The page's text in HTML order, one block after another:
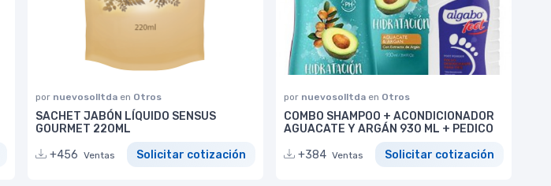
por nuevosolltda en Otros
SACHET JABÓN LÍQUIDO SENSUS
GOURMET 220ML
+456 Ventas Solicitar cotización
por nuevosolltda en Otros
COMBO SHAMPOO + ACONDICIONADOR
AGUACATE Y ARGÁN 930 ML + PEDICO
+384 Ventas Solicitar cotización